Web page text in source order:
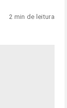
2 min de leitura